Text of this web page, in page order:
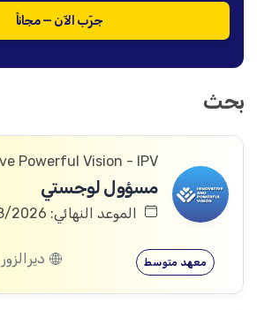
جرّب الآن — مجاناً
بحث
Powerful Vision - IPV
مسؤول لوجستي
الموعد النهائي: 04/08/2026
معهد متوسط ديرالزور